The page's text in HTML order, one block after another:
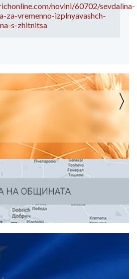
novini/60702/sevdalina-
za-vremenno-izplnyavashch-
s-zhitnitsa